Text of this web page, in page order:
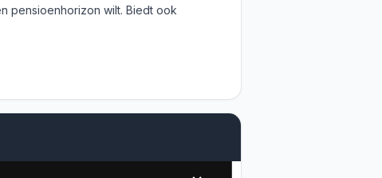
pensioenhorizon wilt. Biedt ook